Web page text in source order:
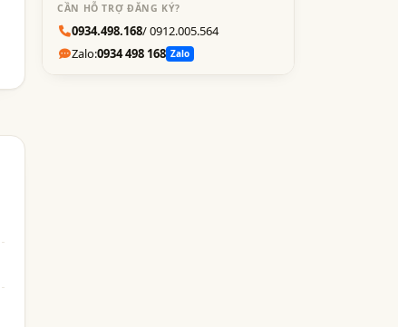
CẦN HỖ TRỢ ĐĂNG KÝ?
0934.498.168/ 0912.005.564
Zalo:0934 498 168 Zalo